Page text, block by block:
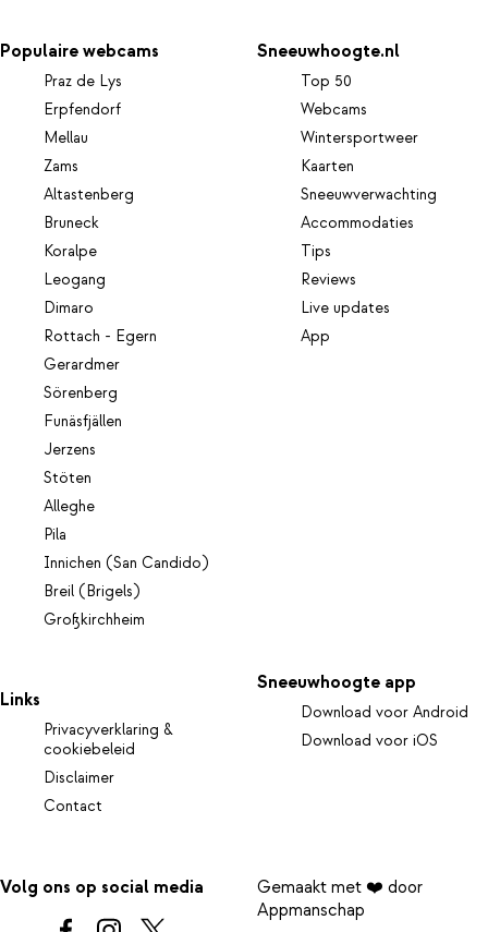
Populaire webcams
Praz de Lys
Erpfendorf
Mellau
Zams
Altastenberg
Bruneck
Koralpe
Leogang
Dimaro
Rottach - Egern
Gerardmer
Sörenberg
Funäsfjällen
Jerzens
Stöten
Alleghe
Pila
Innichen (San Candido)
Breil (Brigels)
Großkirchheim
Sneeuwhoogte.nl
Top 50
Webcams
Wintersportweer
Kaarten
Sneeuwverwachting
Accommodaties
Tips
Reviews
Live updates
App
Links
Privacyverklaring &
cookiebeleid
Disclaimer
Contact
Sneeuwhoogte app
Download voor Android
Download voor iOS
Volg ons op social media
Gemaakt met ❤️ door
Appmanschap